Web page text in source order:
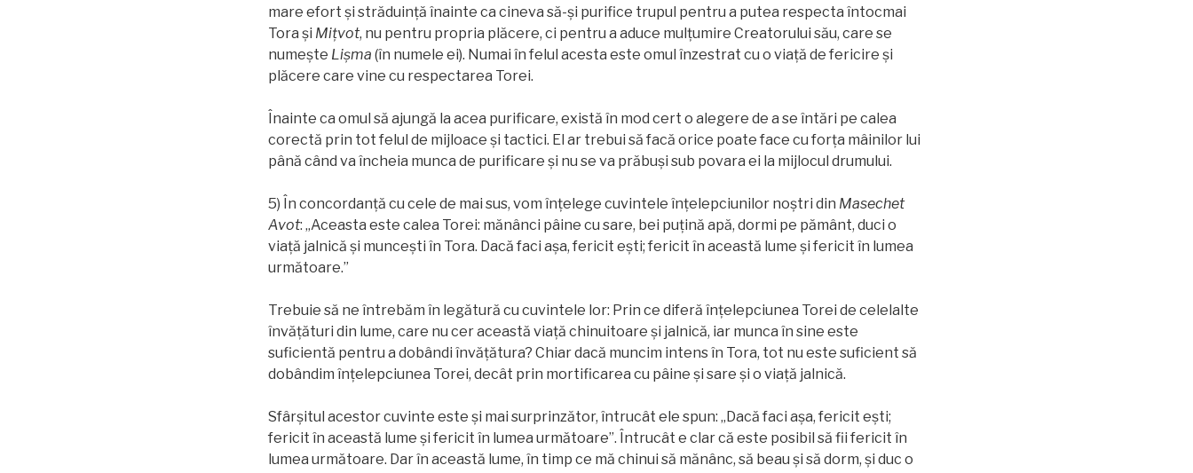
mare efort și străduinţă înainte ca cineva să-şi purifice trupul pentru a putea respecta întocmai
Tora și Miţvot, nu pentru propria plăcere, ci pentru a aduce mulțumire Creatorului său, care se
numește Lişma (în numele ei). Numai în felul acesta este omul înzestrat cu o viață de fericire și
plăcere care vine cu respectarea Torei.
Înainte ca omul să ajungă la acea purificare, există în mod cert o alegere de a se întări pe calea
corectă prin tot felul de mijloace şi tactici. El ar trebui să facă orice poate face cu forţa mâinilor lui
până când va încheia munca de purificare și nu se va prăbuşi sub povara ei la mijlocul drumului.
5) În concordanţă cu cele de mai sus, vom înțelege cuvintele înțelepciunilor noștri din Masechet
Avot: „Aceasta este calea Torei: mănânci pâine cu sare, bei puțină apă, dormi pe pământ, duci o
viață jalnică și munceşti în Tora. Dacă faci aşa, fericit ești; fericit în această lume și fericit în lumea
următoare.”
Trebuie să ne întrebăm în legătură cu cuvintele lor: Prin ce diferă înțelepciunea Torei de celelalte
învățături din lume, care nu cer această viață chinuitoare și jalnică, iar munca în sine este
suficientă pentru a dobândi învățătura? Chiar dacă muncim intens în Tora, tot nu este suficient să
dobândim înțelepciunea Torei, decât prin mortificarea cu pâine şi sare și o viață jalnică.
Sfârșitul acestor cuvinte este și mai surprinzător, întrucât ele spun: „Dacă faci aşa, fericit ești;
fericit în această lume și fericit în lumea următoare”. Întrucât e clar că este posibil să fii fericit în
lumea următoare. Dar în această lume, în timp ce mă chinui să mănânc, să beau și să dorm, și duc o